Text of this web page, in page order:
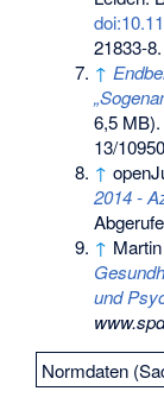
21833-8
↑
6,5 MB).
13/
↑
2014 -
↑
und
Normdaten